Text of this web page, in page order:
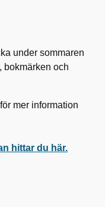
under sommaren
bokmärken och
mer information
hittar du här.